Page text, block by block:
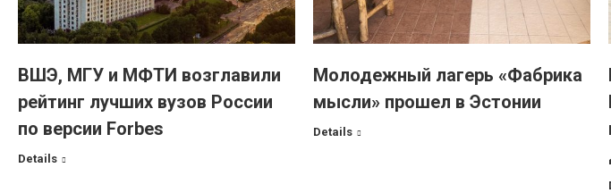
ВШЭ, МГУ и МФТИ возглавили
рейтинг лучших вузов России
по версии Forbes
Details
Молодежный лагерь «Фабрика
мысли» прошел в Эстонии
Details